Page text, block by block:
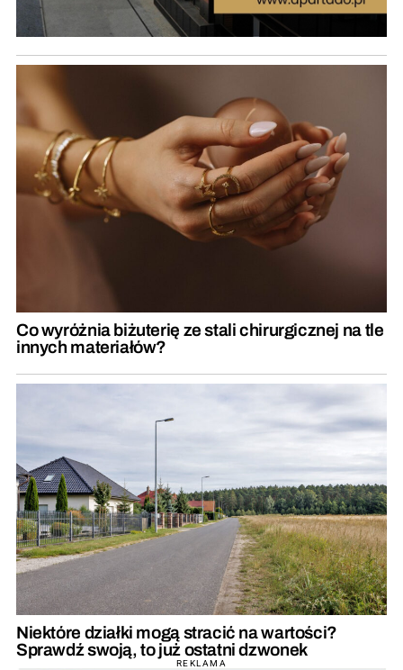
Co wyróżnia biżuterię ze stali chirurgicznej na tle
innych materiałów?
Niektóre działki mogą stracić na wartości?
Sprawdź swoją, to już ostatni dzwonek
REKLAMA